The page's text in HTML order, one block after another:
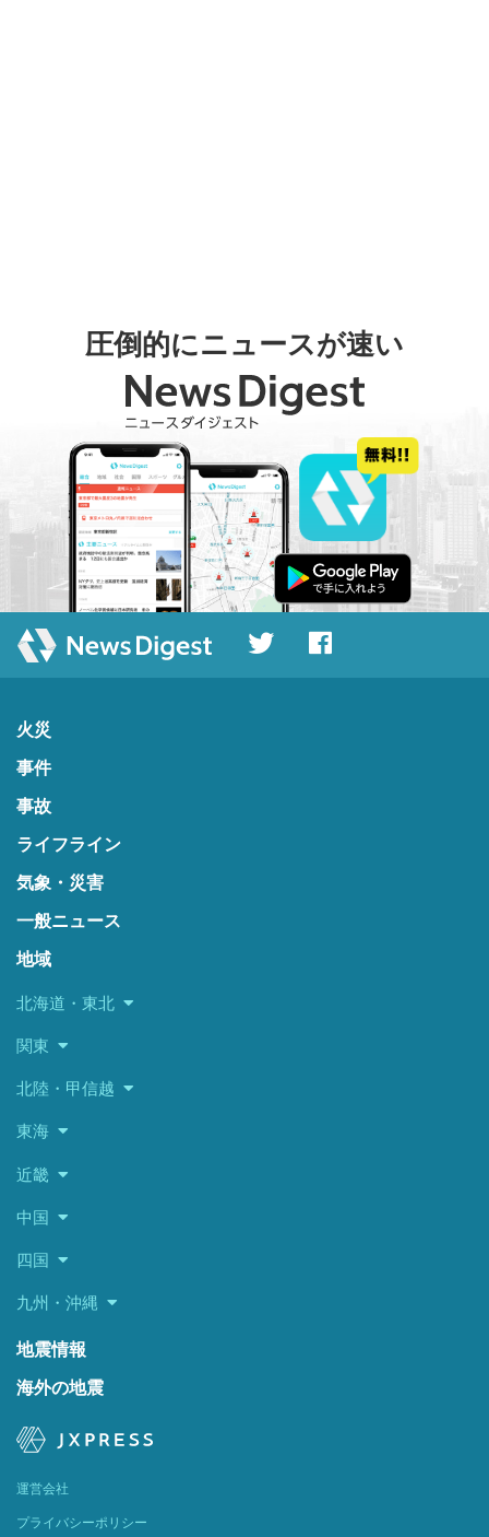
圧倒的にニュースが速い
火災
事件
事故
ライフライン
気象・災害
一般ニュース
地域
北海道・東北
関東
北陸・甲信越
東海
近畿
中国
四国
九州・沖縄
地震情報
海外の地震
運営会社
プライバシーポリシー